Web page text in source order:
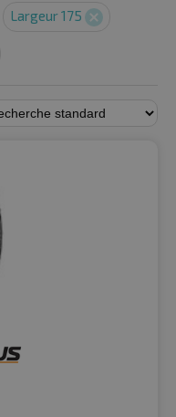
Largeur 175